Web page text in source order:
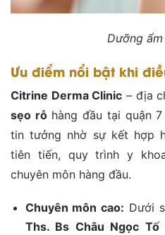
Dưỡng
Ưu điểm nổi bật khi
Citrine Derma Clinic – địa
sẹo rỗhàng đầu tại quận 7
tin tưởng nhờ sự kết hợp
tiên tiến, quy trình y
chuyên môn hàng đầu.
Chuyên môn cao: Dưới
Ths. Bs Châu Ngọc Tố